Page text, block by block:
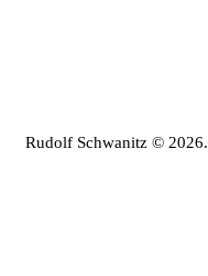
Rudolf Schwanitz © 2026.